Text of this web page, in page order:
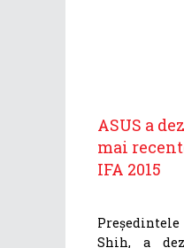
ASUS a
mai
IFA 2015
Shih, a